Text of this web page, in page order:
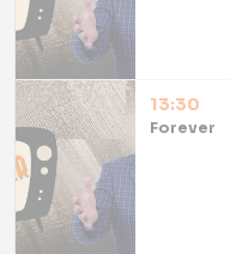
13:30
Forever